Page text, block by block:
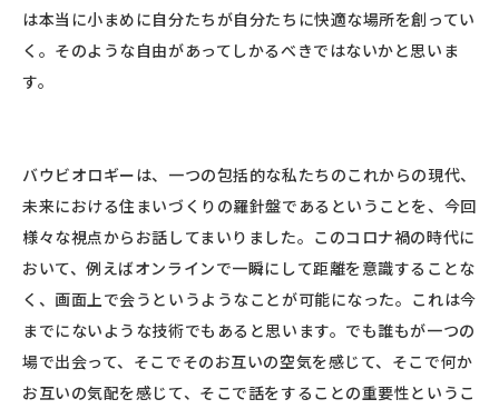
は本当に小まめに自分たちが自分たちに快適な場所を創ってい
く。そのような自由があってしかるべきではないかと思いま
す。
バウビオロギーは、一つの包括的な私たちのこれからの現代、
未来における住まいづくりの羅針盤であるということを、今回
様々な視点からお話してまいりました。このコロナ禍の時代に
おいて、例えばオンラインで一瞬にして距離を意識することな
く、画面上で会うというようなことが可能になった。これは今
までにないような技術でもあると思います。でも誰もが一つの
場で出会って、そこでそのお互いの空気を感じて、そこで何か
お互いの気配を感じて、そこで話をすることの重要性というこ